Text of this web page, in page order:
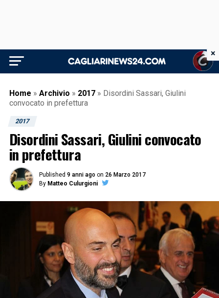
Home » Archivio » 2017 » Disordini Sassari, Giulini
convocato in prefettura
2017
Disordini Sassari, Giulini convocato
in prefettura
Published 9 anni ago on 26 Marzo 2017
By Matteo Culurgioni
×